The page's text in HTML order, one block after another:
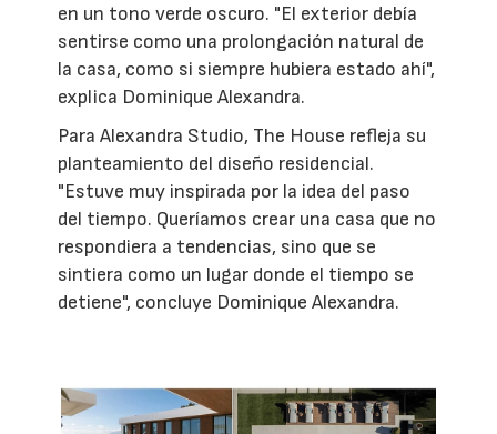
en un tono verde oscuro. "El exterior debía
sentirse como una prolongación natural de
la casa, como si siempre hubiera estado ahí",
explica Dominique Alexandra.
Para Alexandra Studio, The House refleja su
planteamiento del diseño residencial.
"Estuve muy inspirada por la idea del paso
del tiempo. Queríamos crear una casa que no
respondiera a tendencias, sino que se
sintiera como un lugar donde el tiempo se
detiene", concluye Dominique Alexandra.